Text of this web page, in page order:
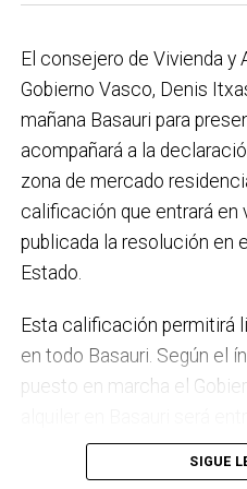
el Plan de Acción contra
régimen de autoconsumo,
municipio más sostenible y
En ese sentido, estamos
clima y energía, entre las
una red de refugios
Actuación ante Episodios
como las que
proyecto de lanueva
Sarratu, junto a Arizko
por la educación pública y
el trabajo que
El consejero de Vivienda y
Gobierno Vasco, Denis
mañana Basauri para
acompañará a la
zona de mercado
calificación que entrará en
publicada la resolución en
Estado.
Esta calificación permitirá
en todo Basauri. Según el
puesto en marcha el
dependiendo de la zona y
vivienda. Los interesados
SIGUE